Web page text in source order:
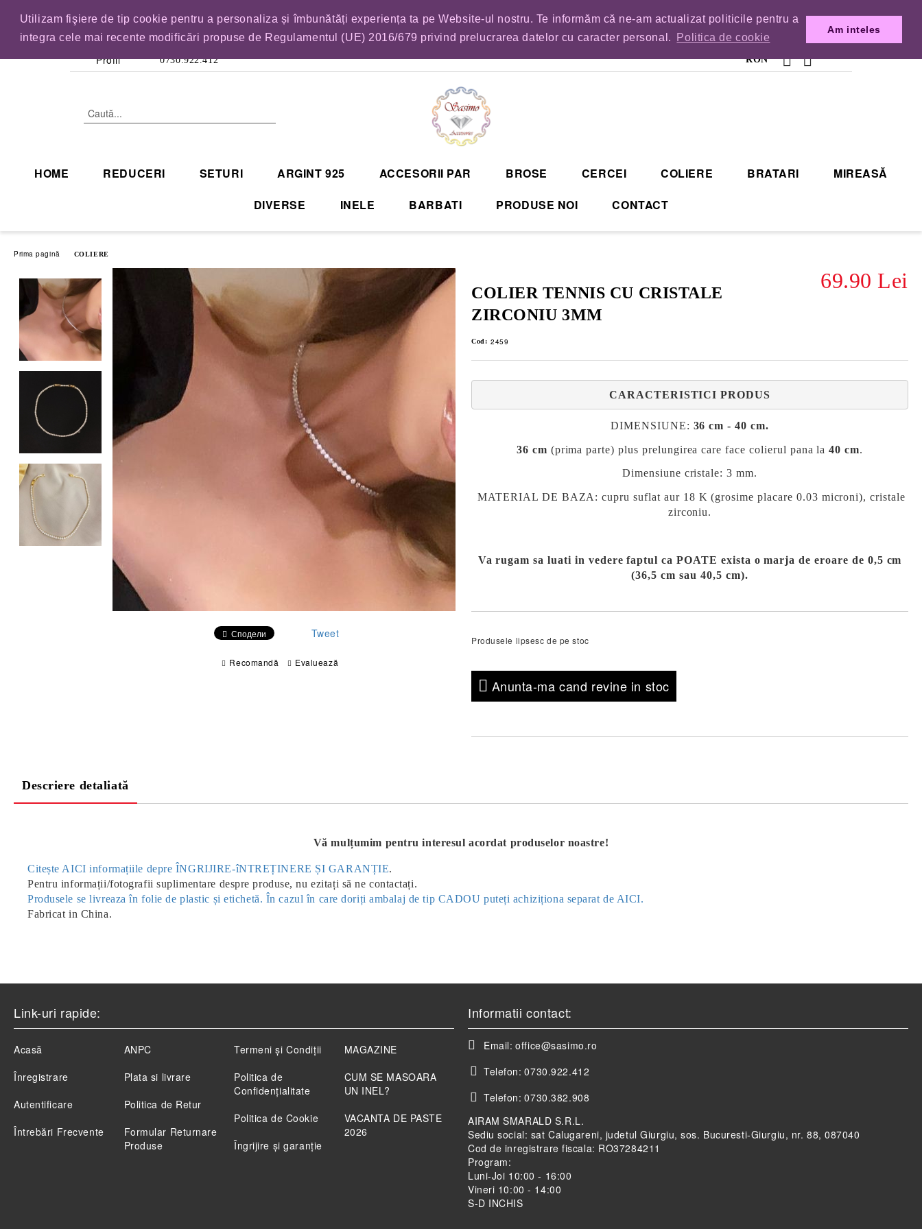
Utilizam fişiere de tip cookie pentru a personaliza și îmbunătăți experiența ta pe Website-ul nostru. Te informăm că ne-am actualizat politicile pentru a
integra cele mai recente modificări propuse de Regulamentul (UE) 2016/679 privind prelucrarea datelor cu caracter personal.
Politica de cookie
Am inteles
IN CURAND INCHIDEM LISTA DE COMENZI PENTRU SFANTA MARIA. VA RUGAM SA VA PLASATI COMENZILE DIN TIMP.
Profil 0730.922.412 RON
HOME REDUCERI SETURI ARGINT 925 ACCESORII PAR BROSE CERCEI COLIERE BRATARI
MIREASĂ
DIVERSE
INELE BARBATI PRODUSE NOI CONTACT
Prima pagină COLIERE
COLIER TENNIS CU CRISTALE
ZIRCONIU 3MM
69.90 Lei
Cod: 2459
CARACTERISTICI PRODUS
DIMENSIUNE: 36 cm - 40 cm.
36 cm (prima parte) plus prelungirea care face colierul pana la40 cm.
Dimensiune cristale: 3 mm.
MATERIAL DE BAZA: cupru suflat aur 18 K (grosime placare 0.03 microni), cristale
zirconiu.
Va rugam sa luati in vedere faptul ca POATE exista o marja de eroare de 0,5 cm
(36,5 cm sau 40,5 cm).
Produsele lipsesc de pe stoc
Anunta-ma cand revine in stoc
Сподели Tweet
Recomandă Evaluează
Descriere detaliată
Vă mulțumim pentru interesul acordat produselor noastre!
Citește AICI informațiile depre ÎNGRIJIRE-îNTREȚINERE ȘI GARANȚIE.
Pentru informații/fotografii suplimentare despre produse, nu ezitați să ne contactați.
Produsele se livreaza în folie de plastic și etichetă. În cazul în care doriți ambalaj de tip CADOU puteți achiziționa separat de AICI.
Fabricat in China.
Link-uri rapide:
Acasă
Înregistrare
Autentificare
Întrebări Frecvente
ANPC
Plata si livrare
Politica de Retur
Formular Returnare
Produse
Termeni și Condiții
Politica de
Confidenţialitate
Politica de Cookie
Îngrijire și garanție
MAGAZINE
CUM SE MASOARA
UN INEL?
VACANTA DE PASTE
2026
Informatii contact:
Email: office@sasimo.ro
Telefon: 0730.922.412
Telefon: 0730.382.908
AIRAM SMARALD S.R.L.
Sediu social: sat Calugareni, judetul Giurgiu, sos. Bucuresti-Giurgiu, nr. 88, 087040
Cod de inregistrare fiscala: RO37284211
Program:
Luni-Joi 10:00 - 16:00
Vineri 10:00 - 14:00
S-D INCHIS